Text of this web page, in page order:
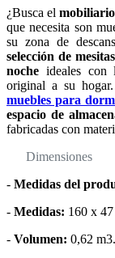
¿Busca el
que necesita son
su zona de
selección de
noche ideales con
original a su
muebles para
espacio de
fabricadas con
Dimensiones
- Medidas del
- Medidas: 160 x
- Volumen: 0,62 m3.